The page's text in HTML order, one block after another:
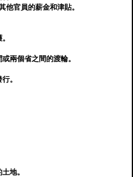
他官員的薪金和津貼。
兩個省之間的渡輪。
。
地。